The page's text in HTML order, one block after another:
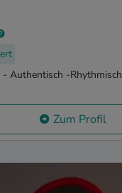
Authentisch -Rhythmisch
Zum Profil